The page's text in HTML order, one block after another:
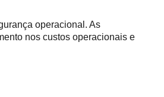
operacional. As
nos custos operacionais e